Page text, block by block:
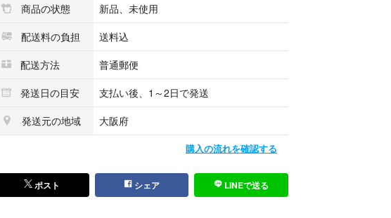
＊海外製品になります。印刷ミス・ズレ
小さな傷、カットのズレ等がある場合がございます。
ご理解いただける方のみご購入下さいませ。
＊カメラアプリ、閲覧するスマホ機種によって
色味が実物と若干異なる場合がございます。
＊雨濡れ・折れ防止加工にて発送
商品の状態
新品、未使用
配送料の負担
送料込
配送方法
普通郵便
発送日の目安
支払い後、1～2日で発送
発送元の地域
大阪府
購入の流れを確認する
ポスト シェア LINEで送る